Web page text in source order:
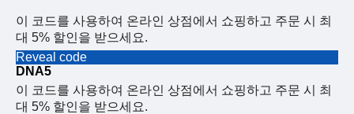
이 코드를 사용하여 온라인 상점에서 쇼핑하고 주문 시 최
대 5% 할인을 받으세요.
Reveal code
DNA5
이 코드를 사용하여 온라인 상점에서 쇼핑하고 주문 시 최
대 5% 할인을 받으세요.